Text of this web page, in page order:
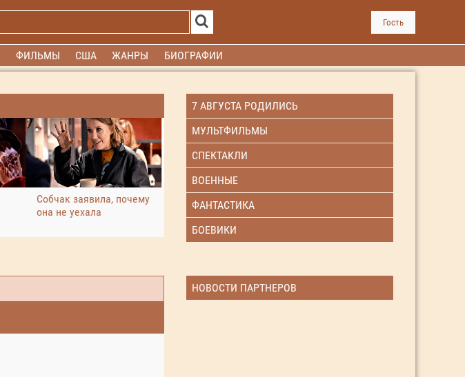
Гость
ФИЛЬМЫ США ЖАНРЫ БИОГРАФИИ
Собчак заявила, почему
она не уехала
7 АВГУСТА РОДИЛИСЬ
МУЛЬТФИЛЬМЫ
СПЕКТАКЛИ
ВОЕННЫЕ
ФАНТАСТИКА
БОЕВИКИ
НОВОСТИ ПАРТНЕРОВ